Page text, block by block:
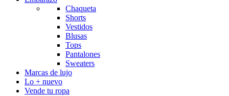
Chaqueta
Shorts
Vestidos
Blusas
Tops
Pantalones
Sweaters
Marcas de lujo
Lo + nuevo
Vende tu ropa